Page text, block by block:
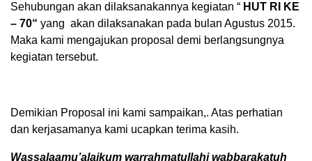
Sehubungan akan dilaksanakannya kegiatan “ HUT RI KE
– 70“ yang akan dilaksanakan pada bulan Agustus 2015.
Maka kami mengajukan proposal demi berlangsungnya
kegiatan tersebut.
Demikian Proposal ini kami sampaikan,. Atas perhatian
dan kerjasamanya kami ucapkan terima kasih.
Wassalaamu’alaikum warrahmatullahi wabbarakatuh